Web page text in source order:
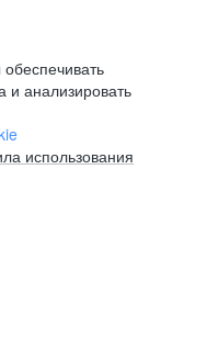
и анализировать
использования